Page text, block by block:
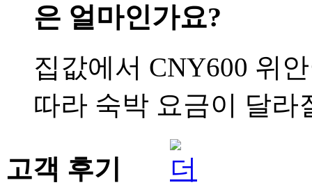
은 얼마인가요?
집값에서 CNY600 위
따라 숙박 요금이 달라
고객 후기